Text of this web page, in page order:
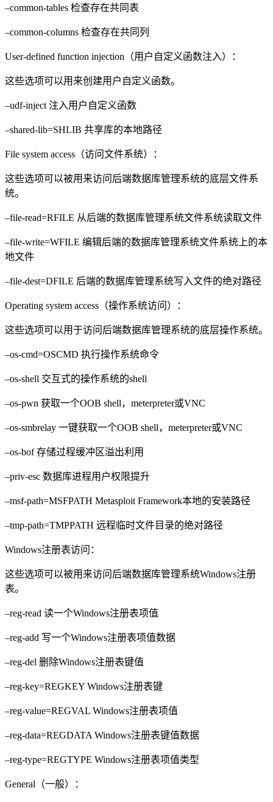
–common-tables 检查存在共同表
–common-columns 检查存在共同列
User-defined function injection（用户自定义函数注入）：
这些选项可以用来创建用户自定义函数。
–udf-inject 注入用户自定义函数
–shared-lib=SHLIB 共享库的本地路径
File system access（访问文件系统）：
这些选项可以被用来访问后端数据库管理系统的底层文件系
统。
–file-read=RFILE 从后端的数据库管理系统文件系统读取文件
–file-write=WFILE 编辑后端的数据库管理系统文件系统上的本
地文件
–file-dest=DFILE 后端的数据库管理系统写入文件的绝对路径
Operating system access（操作系统访问）：
这些选项可以用于访问后端数据库管理系统的底层操作系统。
–os-cmd=OSCMD 执行操作系统命令
–os-shell 交互式的操作系统的shell
–os-pwn 获取一个OOB shell，meterpreter或VNC
–os-smbrelay 一键获取一个OOB shell，meterpreter或VNC
–os-bof 存储过程缓冲区溢出利用
–priv-esc 数据库进程用户权限提升
–msf-path=MSFPATH Metasploit Framework本地的安装路径
–tmp-path=TMPPATH 远程临时文件目录的绝对路径
Windows注册表访问：
这些选项可以被用来访问后端数据库管理系统Windows注册
表。
–reg-read 读一个Windows注册表项值
–reg-add 写一个Windows注册表项值数据
–reg-del 删除Windows注册表键值
–reg-key=REGKEY Windows注册表键
–reg-value=REGVAL Windows注册表项值
–reg-data=REGDATA Windows注册表键值数据
–reg-type=REGTYPE Windows注册表项值类型
General（一般）：